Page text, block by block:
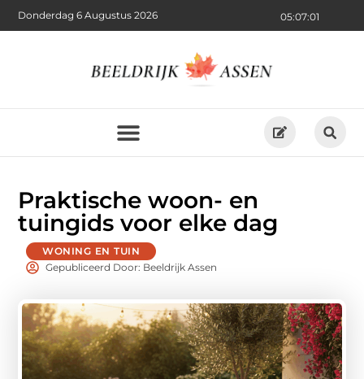
05:07:02
Donderdag 6 Augustus 2026
Praktische woon- en
tuingids voor elke dag
WONING EN TUIN
Gepubliceerd Door: Beeldrijk Assen